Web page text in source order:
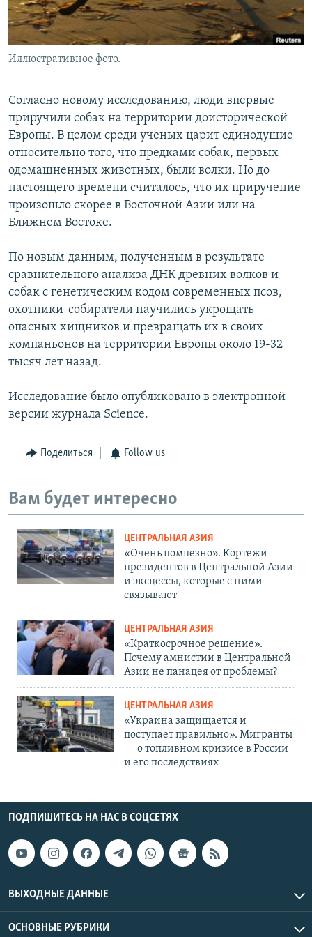
Иллюстративное фото.
Согласно новому исследованию, люди впервые
приручили собак на территории доисторической
Европы. В целом среди ученых царит единодушие
относительно того, что предками собак, первых
одомашненных животных, были волки. Но до
настоящего времени считалось, что их приручение
произошло скорее в Восточной Азии или на
Ближнем Востоке.
По новым данным, полученным в результате
сравнительного анализа ДНК древних волков и
собак с генетическим кодом современных псов,
охотники-собиратели научились укрощать
опасных хищников и превращать их в своих
компаньонов на территории Европы около 19-32
тысяч лет назад.
Исследование было опубликовано в электронной
версии журнала Science.
Поделиться Follow us
Вам будет интересно
ЦЕНТРАЛЬНАЯ АЗИЯ
«Очень помпезно». Кортежи
президентов в Центральной Азии
и эксцессы, которые с ними
связывают
ЦЕНТРАЛЬНАЯ АЗИЯ
«Краткосрочное решение».
Почему амнистии в Центральной
Азии не панацея от проблемы?
ЦЕНТРАЛЬНАЯ АЗИЯ
«Украина защищается и
поступает правильно». Мигранты
— о топливном кризисе в России
и его последствиях
ПОДПИШИТЕСЬ НА НАС В СОЦСЕТЯХ
ВЫХОДНЫЕ ДАННЫЕ
ОСНОВНЫЕ РУБРИКИ